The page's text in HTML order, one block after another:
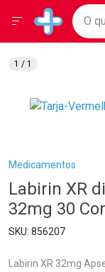
Drogarias
Baixe
Ir direto para a
Ir direto para o
Ir direto para a
Ir direto para a
Ir direto para a
Ir direto para o
Faça a sua
O
Menu
Breadcrumb
Medicamentos
Labirin XR
32mg 30
856207
Labirin XR 32mg
1 / 1